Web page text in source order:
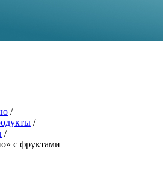
/
/
/
с фруктами